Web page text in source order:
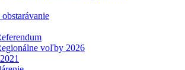
voľby 2026